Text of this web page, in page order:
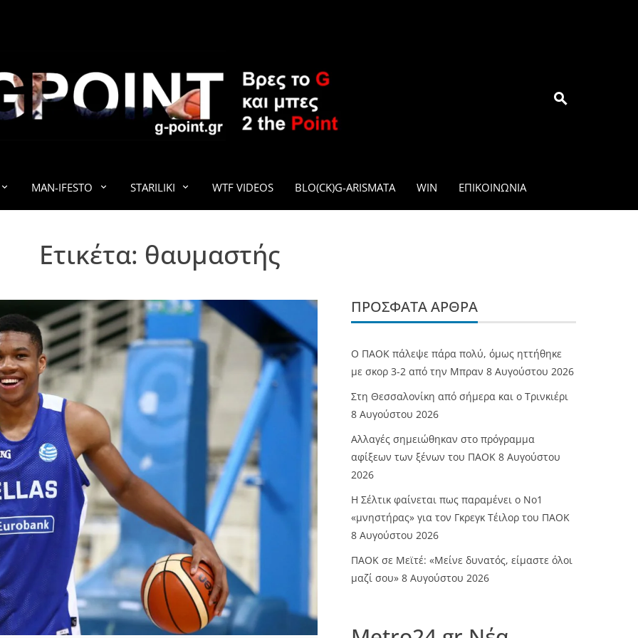
G-POINT.GR
MAN-IFESTO STARILIKI WTF VIDEOS BLO(CK)G-ARISMATA WIN ΕΠΙΚΟΙΝΩΝΊΑ
Ετικέτα: θαυμαστής
ΠΡΌΣΦΑΤΑ ΆΡΘΡΑ
Ο ΠΑΟΚ πάλεψε πάρα πολύ, όμως ηττήθηκε
με σκορ 3-2 από την Μπραν 8 Αυγούστου 2026
Στη Θεσσαλονίκη από σήμερα και ο Τρινκιέρι
8 Αυγούστου 2026
Αλλαγές σημειώθηκαν στο πρόγραμμα
αφίξεων των ξένων του ΠΑΟΚ 8 Αυγούστου
2026
Η Σέλτικ φαίνεται πως παραμένει ο Νο1
«μνηστήρας» για τον Γκρεγκ Τέιλορ του ΠΑΟΚ
8 Αυγούστου 2026
ΠΑΟΚ σε Μεϊτέ: «Μείνε δυνατός, είμαστε όλοι
μαζί σου» 8 Αυγούστου 2026